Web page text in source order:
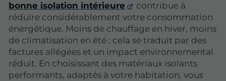
bonne isolation intérieure
contribue à
réduire considérablement votre consommation
énergétique. Moins de chauffage en hiver, moins
de climatisation en été : cela se traduit par des
factures allégées et un impact environnemental
réduit. En choisissant des matériaux isolants
performants, adaptés à votre habitation, vous